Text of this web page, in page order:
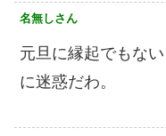
名無しさん
元旦に縁起でもな
に迷惑だわ。